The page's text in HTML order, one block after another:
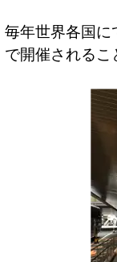
毎年世界各国
で開催されるこ